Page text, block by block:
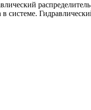
системе.